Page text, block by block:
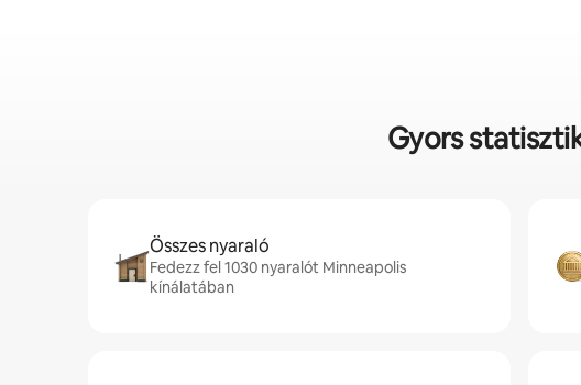
Gyors
Összes nyaraló
Fedezz fel 1030 nyaralót Minneapolis
kínálatában